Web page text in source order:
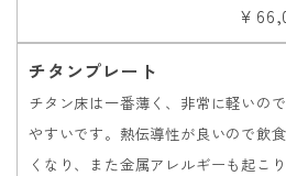
￥
チタンプレート
チタン床は一番薄く、非常に軽いの
やすいです。熱伝導性が良いので飲
くなり、また金属アレルギーも起こ